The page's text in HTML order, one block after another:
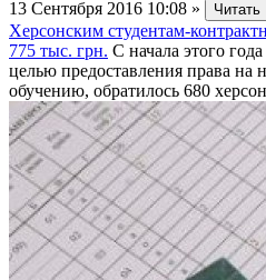
13 Сентября 2016 10:08 » Читать
Херсонским студентам-
775 тыс. грн. С начала этого
целью предоставления права на
обучению, обратилось 680